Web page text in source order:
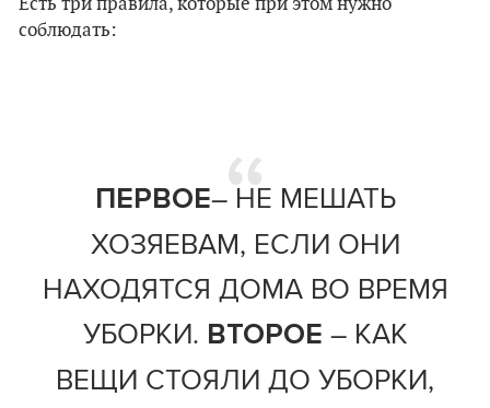
Есть три правила, которые при этом нужно
соблюдать:
ПЕРВОЕ– НЕ МЕШАТЬ
ХОЗЯЕВАМ, ЕСЛИ ОНИ
НАХОДЯТСЯ ДОМА ВО ВРЕМЯ
УБОРКИ. ВТОРОЕ – КАК
ВЕЩИ СТОЯЛИ ДО УБОРКИ,